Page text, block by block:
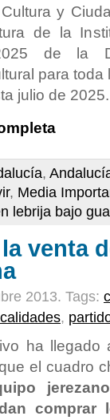
y
de la
de la
para
julio de 2025.
,
, Media
lebrija bajo
venta
2013. Tags:
,
ha
el cuadro
comprar